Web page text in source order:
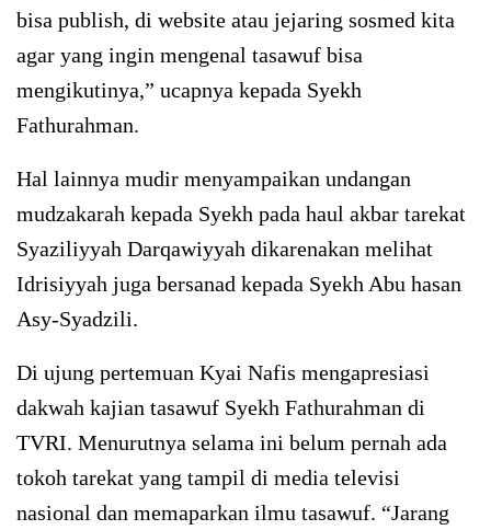
bisa publish, di website atau jejaring sosmed kita
agar yang ingin mengenal tasawuf bisa
mengikutinya,” ucapnya kepada Syekh
Fathurahman.
Hal lainnya mudir menyampaikan undangan
mudzakarah kepada Syekh pada haul akbar tarekat
Syaziliyyah Darqawiyyah dikarenakan melihat
Idrisiyyah juga bersanad kepada Syekh Abu hasan
Asy-Syadzili.
Di ujung pertemuan Kyai Nafis mengapresiasi
dakwah kajian tasawuf Syekh Fathurahman di
TVRI. Menurutnya selama ini belum pernah ada
tokoh tarekat yang tampil di media televisi
nasional dan memaparkan ilmu tasawuf. “Jarang